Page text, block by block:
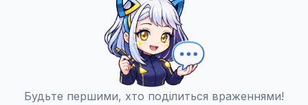
Будьте першими, хто поділиться враженнями!